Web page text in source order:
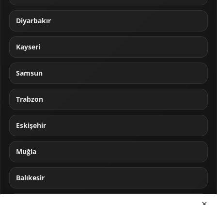
Diyarbakır
Kayseri
Samsun
Trabzon
Eskişehir
Muğla
Balıkesir